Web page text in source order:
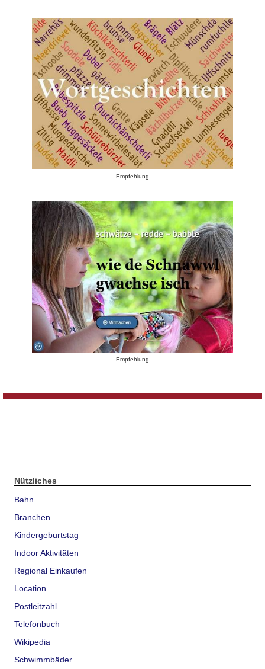
Empfehlung
Empfehlung
Nützliches
Bahn
Branchen
Kindergeburtstag
Indoor Aktivitäten
Regional Einkaufen
Location
Postleitzahl
Telefonbuch
Wikipedia
Schwimmbäder